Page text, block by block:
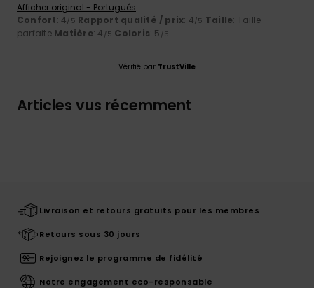
Afficher original - Português
Confort: 4/5 Rapport qualité / prix: 4/5 Taille: Taille
parfaite Matière: 4 /5 Coloris: 5 /5
Vérifié par TrustVille
Articles vus récemment
Livraison et retours gratuits pour les membres
Retours sous 30 jours
Rejoignez le programme de fidélité
Notre engagement eco-responsable